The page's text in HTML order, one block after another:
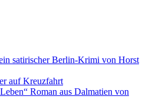
satirischer Berlin-Krimi von Horst
auf Kreuzfahrt
Roman aus Dalmatien von